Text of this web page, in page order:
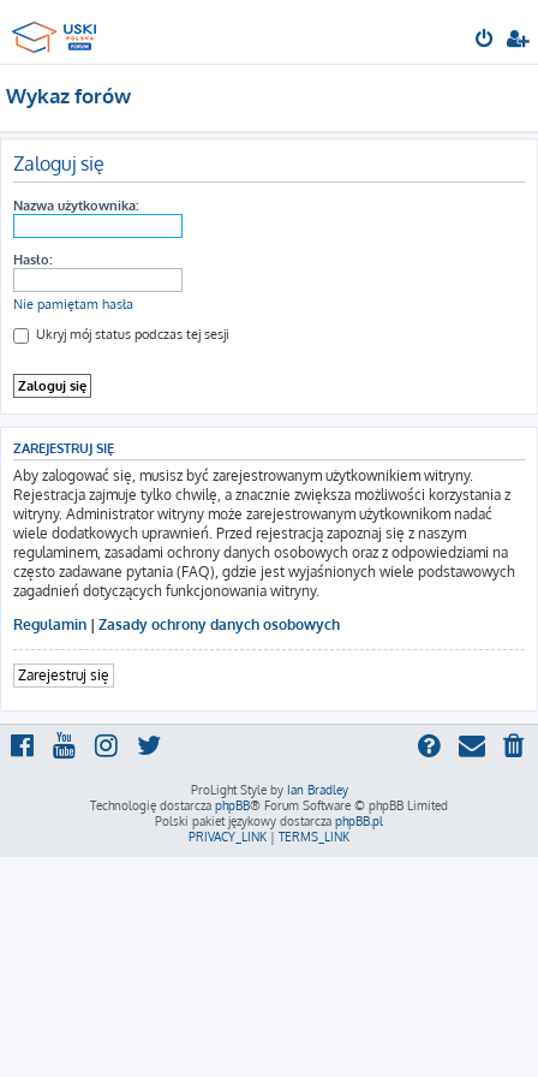
Wykaz forów
Zaloguj się
Nazwa użytkownika:
Hasło:
Nie pamiętam hasła
Ukryj mój status podczas tej sesji
ZAREJESTRUJ SIĘ
Aby zalogować się, musisz być zarejestrowanym użytkownikiem witryny.
Rejestracja zajmuje tylko chwilę, a znacznie zwiększa możliwości korzystania z
witryny. Administrator witryny może zarejestrowanym użytkownikom nadać
wiele dodatkowych uprawnień. Przed rejestracją zapoznaj się z naszym
regulaminem, zasadami ochrony danych osobowych oraz z odpowiedziami na
często zadawane pytania (FAQ), gdzie jest wyjaśnionych wiele podstawowych
zagadnień dotyczących funkcjonowania witryny.
Regulamin | Zasady ochrony danych osobowych
Zarejestruj się
ProLight Style by Ian Bradley
Technologię dostarcza phpBB® Forum Software © phpBB Limited
Polski pakiet językowy dostarcza phpBB.pl
PRIVACY_LINK | TERMS_LINK